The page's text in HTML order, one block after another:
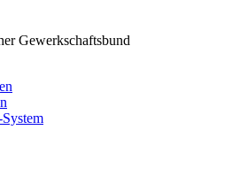
Gewerkschaftsbund